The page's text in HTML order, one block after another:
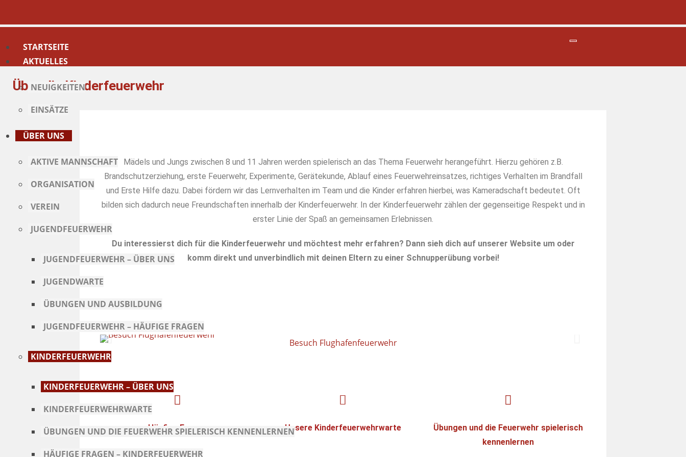
STARTSEITE
AKTUELLES
NEUIGKEITEN
EINSÄTZE
ÜBER UNS
AKTIVE MANNSCHAFT
ORGANISATION
VEREIN
JUGENDFEUERWEHR
JUGENDFEUERWEHR – ÜBER UNS
JUGENDWARTE
ÜBUNGEN UND AUSBILDUNG
JUGENDFEUERWEHR – HÄUFIGE FRAGEN
KINDERFEUERWEHR
KINDERFEUERWEHR – ÜBER UNS
KINDERFEUERWEHRWARTE
ÜBUNGEN UND DIE FEUERWEHR SPIELERISCH KENNENLERNEN
HÄUFIGE FRAGEN – KINDERFEUERWEHR
Über die Kinderfeuerwehr
Mädels und Jungs zwischen 8 und 11 Jahren werden spielerisch an das Thema Feuerwehr herangeführt. Hierzu gehören z.B.
Brandschutzerziehung, erste Feuerwehr, Experimente, Gerätekunde, Ablauf eines Feuerwehreinsatzes, richtiges Verhalten im Brandfall
und Erste Hilfe dazu. Dabei fördern wir das Lernverhalten im Team und die Kinder erfahren hierbei, was Kameradschaft bedeutet. Oft
bilden sich dadurch neue Freundschaften innerhalb der Kinderfeuerwehr. In der Kinderfeuerwehr zählen der gegenseitige Respekt und in
erster Linie der Spaß an gemeinsamen Erlebnissen.
Du interessierst dich für die Kinderfeuerwehr und möchtest mehr erfahren? Dann sieh dich auf unserer Website um oder
komm direkt und unverbindlich mit deinen Eltern zu einer Schnupperübung vorbei!
Besuch Flughafenfeuerwehr
Häufige Fragen Unsere Kinderfeuerwehrwarte
Übungen und die Feuerwehr spielerisch
kennenlernen